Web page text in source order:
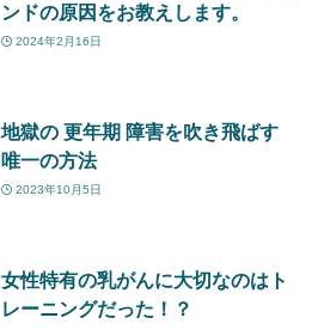
ンドの原因をお教えします。
2024年2月16日
地獄の 更年期 障害を吹き飛ばす
唯一の方法
2023年10月5日
女性特有の乳がんに大切なのはト
レーニングだった！？